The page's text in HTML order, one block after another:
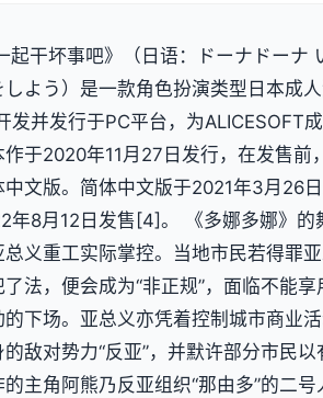
起干坏事吧》（日语：ドーナドーナ
よう）是一款角色扮演类型日本成
发并发行于PC平台，为ALICESOFT
于2020年11月27日发行，在发售前
中文版。简体中文版于2021年3月26
年8月12日发售[4]。 《多娜多娜》的
义重工实际掌控。当地市民若得罪
法，便会成为“非正规”，面临不能享
下场。亚总义亦凭着控制城市商业
敌对势力“反亚”，并默许部分市民以
主角阿熊乃反亚组织“那由多”的二号